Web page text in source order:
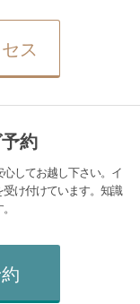
ス
約
してお越し下さい。イ
け付けています。知識